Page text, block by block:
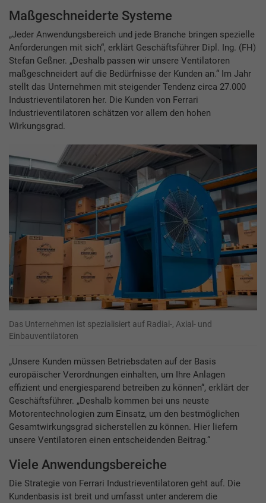
Maßgeschneiderte Systeme
„Jeder Anwendungsbereich und jede Branche bringen spezielle
Anforderungen mit sich“, erklärt Geschäftsführer Dipl. Ing. (FH)
Stefan Geßner. „Deshalb passen wir unsere Ventilatoren
maßgeschneidert auf die Bedürfnisse der Kunden an.“ Im Jahr
stellt das Unternehmen mit steigender Tendenz circa 27.000
Industrieventilatoren her. Die Kunden von Ferrari
Industrieventilatoren schätzen vor allem den hohen
Wirkungsgrad.
Das Unternehmen ist spezialisiert auf Radial-, Axial- und
Einbauventilatoren
„Unsere Kunden müssen Betriebsdaten auf der Basis
europäischer Verordnungen einhalten, um Ihre Anlagen
effizient und energiesparend betreiben zu können“, erklärt der
Geschäftsführer. „Deshalb kommen bei uns neuste
Motorentechnologien zum Einsatz, um den bestmöglichen
Gesamtwirkungsgrad sicherstellen zu können. Hier liefern
unsere Ventilatoren einen entscheidenden Beitrag.“
Viele Anwendungsbereiche
Die Strategie von Ferrari Industrieventilatoren geht auf. Die
Kundenbasis ist breit und umfasst unter anderem die